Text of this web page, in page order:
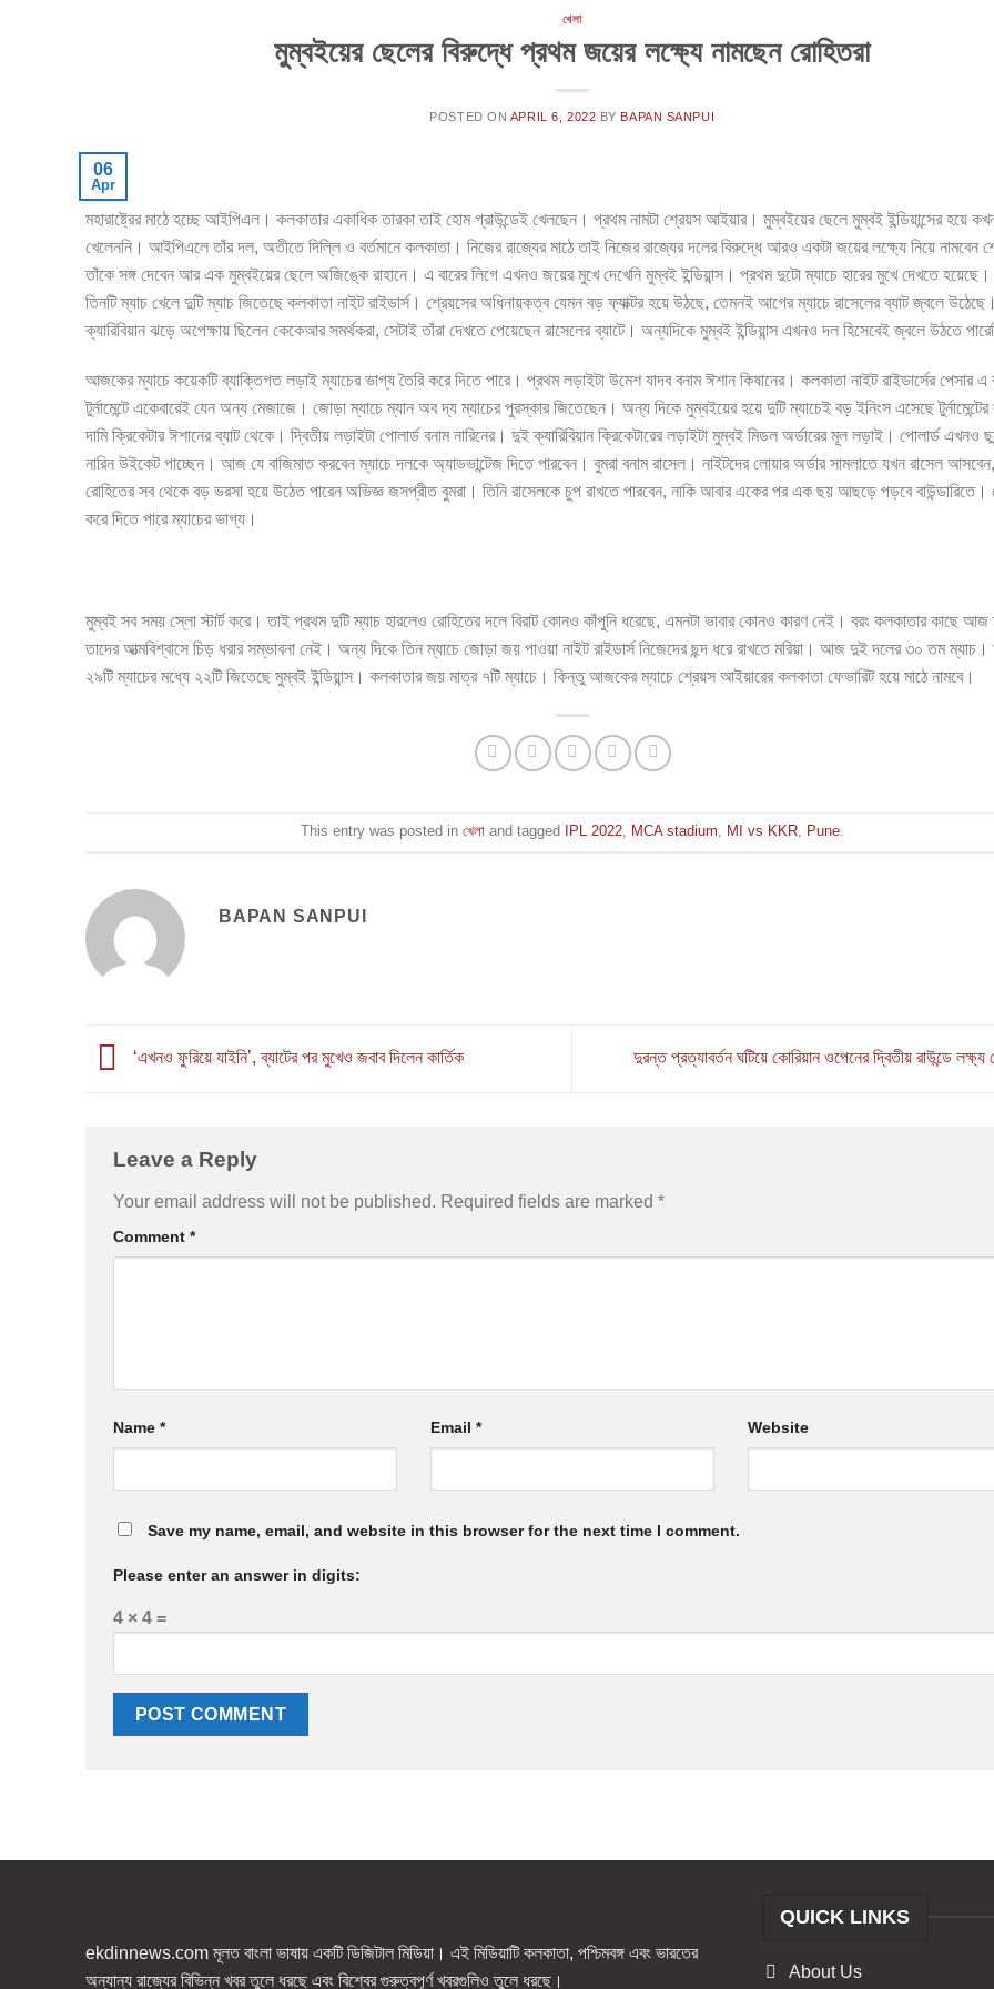
খেলা
মুম্বইয়ের ছেলের বিরুদ্ধে প্রথম জয়ের লক্ষ্যে নামছেন রোহিতরা
POSTED ON APRIL 6, 2022 BY BAPAN SANPUI
06
Apr
মহারাষ্ট্রের মাঠে হচ্ছে আইপিএল। কলকাতার একাধিক তারকা তাই হোম গ্রাউন্ডেই খেলছেন। প্রথম নামটা শ্রেয়স আইয়ার। মুম্বইয়ের ছেলে মুম্বই ইন্ডিয়ান্সের হয়ে
খেলেননি। আইপিএলে তাঁর দল, অতীতে দিল্লি ও বর্তমানে কলকাতা। নিজের রাজ্যের মাঠে তাই নিজের রাজ্যের দলের বিরুদ্ধে আরও একটা জয়ের লক্ষ্যে নিয়ে নামবেন
তাঁকে সঙ্গ দেবেন আর এক মুম্বইয়ের ছেলে অজিঙ্কে রাহানে। এ বারের লিগে এখনও জয়ের মুখে দেখেনি মুম্বই ইন্ডিয়ান্স। প্রথম দুটো ম্যাচে হারের মুখে দেখতে
তিনটি ম্যাচ খেলে দুটি ম্যাচ জিতেছে কলকাতা নাইট রাইডার্স। শ্রেয়সের অধিনায়কত্ব যেমন বড় ফ্যাক্টর হয়ে উঠছে, তেমনই আগের ম্যাচে রাসেলের ব্যাট জ্বলে
ক্যারিবিয়ান ঝড়ে অপেক্ষায় ছিলেন কেকেআর সমর্থকরা, সেটাই তাঁরা দেখতে পেয়েছেন রাসেলের ব্যাটে। অন্যদিকে মুম্বই ইন্ডিয়ান্স এখনও দল হিসেবেই জ্বলে উঠতে
আজকের ম্যাচে কয়েকটি ব্যাক্তিগত লড়াই ম্যাচের ভাগ্য তৈরি করে দিতে পারে। প্রথম লড়াইটা উমেশ যাদব বনাম ঈশান কিষানের। কলকাতা নাইট রাইডার্সের পেসার এ
টুর্নামেন্টে একেবারেই যেন অন্য মেজাজে। জোড়া ম্যাচে ম্যান অব দ্য ম্যাচের পুরস্কার জিতেছেন। অন্য দিকে মুম্বইয়ের হয়ে দুটি ম্যাচেই বড় ইনিংস এসেছে
দামি ক্রিকেটার ঈশানের ব্যাট থেকে। দ্বিতীয় লড়াইটা পোলার্ড বনাম নারিনের। দুই ক্যারিবিয়ান ক্রিকেটারের লড়াইটা মুম্বই মিডল অর্ডারের মূল লড়াই। পোলার্ড এখনও
নারিন উইকেট পাচ্ছেন। আজ যে বাজিমাত করবেন ম্যাচে দলকে অ্যাডভান্টেজ দিতে পারবেন। বুমরা বনাম রাসেল। নাইটদের লোয়ার অর্ডার সামলাতে যখন রাসেল
রোহিতের সব থেকে বড় ভরসা হয়ে উঠেত পারেন অভিজ্ঞ জসপ্রীত বুমরা। তিনি রাসেলকে চুপ রাখতে পারবেন, নাকি আবার একের পর এক ছয় আছড়ে পড়বে বাউন্ডারিতে।
করে দিতে পারে ম্যাচের ভাগ্য।
মুম্বই সব সময় স্লো স্টার্ট করে। তাই প্রথম দুটি ম্যাচ হারলেও রোহিতের দলে বিরাট কোনও কাঁপুনি ধরেছে, এমনটা ভাবার কোনও কারণ নেই। বরং কলকাতার কাছে আজ
তাদের আত্মবিশ্বাসে চিড় ধরার সম্ভাবনা নেই। অন্য দিকে তিন ম্যাচে জোড়া জয় পাওয়া নাইট রাইডার্স নিজেদের ছন্দ ধরে রাখতে মরিয়া। আজ দুই দলের ৩০ তম
২৯টি ম্যাচের মধ্যে ২২টি জিতেছে মুম্বই ইন্ডিয়ান্স। কলকাতার জয় মাত্র ৭টি ম্যাচে। কিন্তু আজকের ম্যাচে শ্রেয়স আইয়ারের কলকাতা ফেভারিট হয়ে মাঠে নামবে।
This entry was posted in খেলাand tagged IPL 2022, MCA stadium, MI vs KKR, Pune.
BAPAN SANPUI
‘এখনও ফুরিয়ে যাইনি’, ব্যাটের পর মুখেও জবাব দিলেন কার্তিক দুরন্ত প্রত্যাবর্তন ঘটিয়ে কোরিয়ান ওপেনের দ্বিতীয় রাউন্ডে
Leave a Reply
Your email address will not be published. Required fields are marked *
Comment *
Name * Email * Website
Save my name, email, and website in this browser for the next time I comment.
Please enter an answer in digits:
4 × 4 =
ekdinnews.com মূলত বাংলা ভাষায় একটি ডিজিটাল মিডিয়া। এই মিডিয়াটি কলকাতা, পশ্চিমবঙ্গ এবং ভারতের
অন্যান্য রাজ্যের বিভিন্ন খবর তুলে ধরছে এবং বিশ্বের গুরুত্বপূর্ণ খবরগুলিও তুলে ধরছে।
QUICK LINKS
About Us